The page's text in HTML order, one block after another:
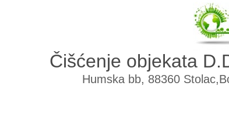
Čišćenje objekata
Humska bb, 88360